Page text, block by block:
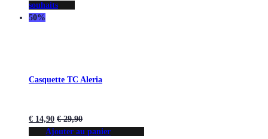
souhaits
50%
Casquette TC Aleria
€ 14,90 €29,90
Ajouter au panier